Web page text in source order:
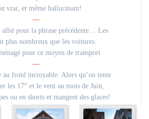
vrai, et même hallucinant!
—
allié pour la phrase précédente… Les
plus nombreux que les voitures.
pour ce moyen de transport
—
au froid incroyable. Alors qu’on tente
les 17° et le vent au mois de Juin,
ou en shorts et mangent des glaces!